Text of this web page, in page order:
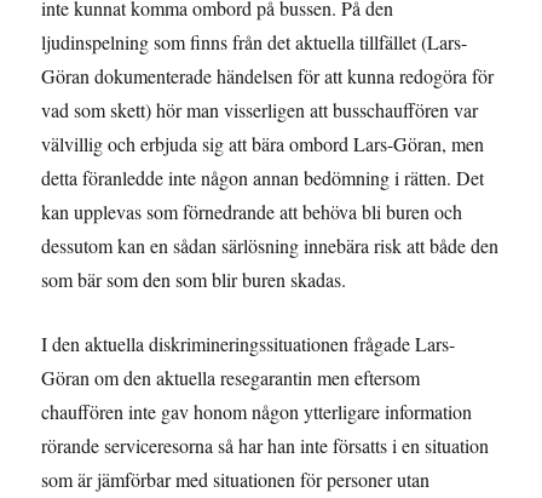
inte kunnat komma ombord på bussen. På den
ljudinspelning som finns från det aktuella tillfället (Lars-
Göran dokumenterade händelsen för att kunna redogöra för
vad som skett) hör man visserligen att busschauffören var
välvillig och erbjuda sig att bära ombord Lars-Göran, men
detta föranledde inte någon annan bedömning i rätten. Det
kan upplevas som förnedrande att behöva bli buren och
dessutom kan en sådan särlösning innebära risk att både den
som bär som den som blir buren skadas.
I den aktuella diskrimineringssituationen frågade Lars-
Göran om den aktuella resegarantin men eftersom
chauffören inte gav honom någon ytterligare information
rörande serviceresorna så har han inte försatts i en situation
som är jämförbar med situationen för personer utan